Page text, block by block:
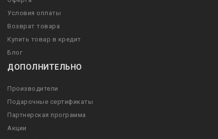
Условия оплаты
Возврат товара
Купить товар в кредит
Блог
ДОПОЛНИТЕЛЬНО
Производители
Подарочные сертификаты
Партнерская программа
Акции